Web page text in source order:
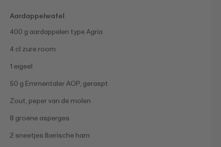
Aardappelwafel
400 g aardappelen type Agria
4 cl zure room
1 eigeel
50 g Emmentaler AOP, geraspt
Zout, peper van de molen
8 groene asperges
2 sneetjes Iberische ham